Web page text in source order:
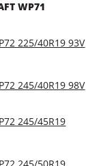
WP71
225/40R19 93V
245/40R19 98V
245/45R19